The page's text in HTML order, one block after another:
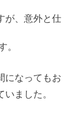
が、意外と仕
。
になってもお
ました。